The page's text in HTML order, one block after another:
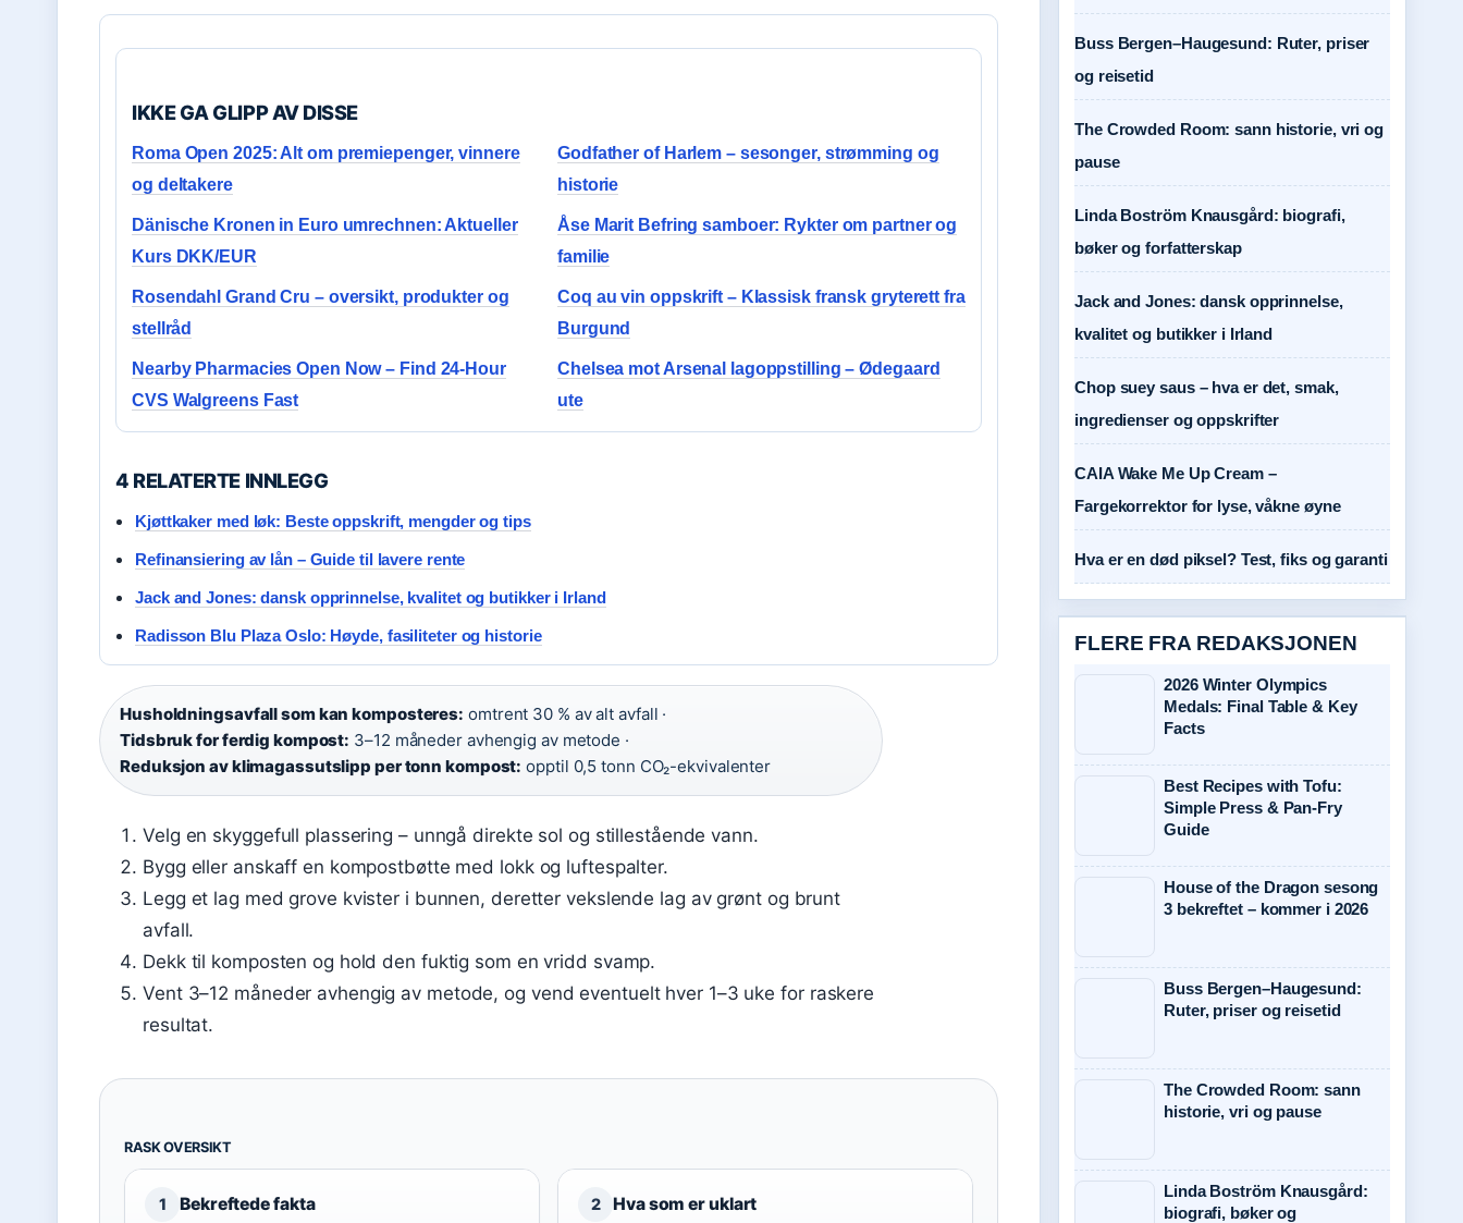
IKKE GA GLIPP AV DISSE
Roma Open 2025: Alt om premiepenger, vinnere
og deltakere
Godfather of Harlem – sesonger, strømming og
historie
Dänische Kronen in Euro umrechnen: Aktueller
Kurs DKK/EUR
Åse Marit Befring samboer: Rykter om partner og
familie
Rosendahl Grand Cru – oversikt, produkter og
stellråd
Coq au vin oppskrift – Klassisk fransk gryterett fra
Burgund
Nearby Pharmacies Open Now – Find 24-Hour
CVS Walgreens Fast
Chelsea mot Arsenal lagoppstilling – Ødegaard
ute
4 RELATERTE INNLEGG
Kjøttkaker med løk: Beste oppskrift, mengder og tips
Refinansiering av lån – Guide til lavere rente
Jack and Jones: dansk opprinnelse, kvalitet og butikker i Irland
Radisson Blu Plaza Oslo: Høyde, fasiliteter og historie
Husholdningsavfall som kan komposteres: omtrent 30 % av alt avfall ·
Tidsbruk for ferdig kompost: 3–12 måneder avhengig av metode ·
Reduksjon av klimagassutslipp per tonn kompost: opptil 0,5 tonn CO₂-ekvivalenter
Velg en skyggefull plassering – unngå direkte sol og stillestående vann.
Bygg eller anskaff en kompostbøtte med lokk og luftespalter.
Legg et lag med grove kvister i bunnen, deretter vekslende lag av grønt og brunt
avfall.
Dekk til komposten og hold den fuktig som en vridd svamp.
Vent 3–12 måneder avhengig av metode, og vend eventuelt hver 1–3 uke for raskere
resultat.
RASK OVERSIKT
1 Bekreftede fakta 2 Hva som er uklart
Buss Bergen–Haugesund: Ruter, priser
og reisetid
The Crowded Room: sann historie, vri og
pause
Linda Boström Knausgård: biografi,
bøker og forfatterskap
Jack and Jones: dansk opprinnelse,
kvalitet og butikker i Irland
Chop suey saus – hva er det, smak,
ingredienser og oppskrifter
CAIA Wake Me Up Cream –
Fargekorrektor for lyse, våkne øyne
Hva er en død piksel? Test, fiks og garanti
FLERE FRA REDAKSJONEN
2026 Winter Olympics
Medals: Final Table & Key
Facts
Best Recipes with Tofu:
Simple Press & Pan-Fry
Guide
House of the Dragon sesong
3 bekreftet – kommer i 2026
Buss Bergen–Haugesund:
Ruter, priser og reisetid
The Crowded Room: sann
historie, vri og pause
Linda Boström Knausgård:
biografi, bøker og